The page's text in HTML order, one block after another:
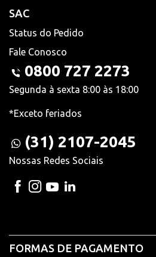
SAC
Status do Pedido
Fale Conosco
0800 727 2273
Segunda à sexta 8:00 às 18:00
*Exceto feriados
(31) 2107-2045
Nossas Redes Sociais
FORMAS DE PAGAMENTO